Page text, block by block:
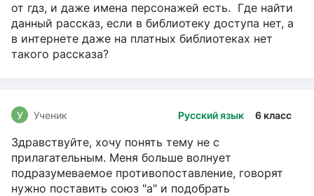
от гдз, и даже имена персонажей есть. Где найти
данный рассказ, если в библиотеку доступа нет, а
в интернете даже на платных библиотеках нет
такого рассказа?
Русский язык 6 класс
У Ученик
Здравствуйте, хочу понять тему не с
прилагательным. Меня больше волнует
подразумеваемое противопоставление, говорят
нужно поставить союз "а" и подобрать